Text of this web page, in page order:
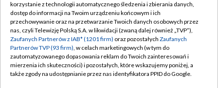
TVP
Abonament TVP
Emisja w TVP
Centrum informacji TVP
Naziemna Telewizja Cyfrowa
Regulamin TVP
Polityka prywatności
Moje zgody
Pomoc
korzystanie z technologii automatycznego śledzenia i zbierania danych,
dostęp do informacji na Twoim urządzeniu końcowym i ich
przechowywanie oraz na przetwarzanie Twoich danych osobowych przez
nas, czyli Telewizję Polską S.A. w likwidacji (zwaną dalej również „TVP”),
Zaufanych Partnerów z IAB* (1201 firm) oraz pozostałych Zaufanych
Partnerów TVP (93 firm), w celach marketingowych (w tym do
zautomatyzowanego dopasowania reklam do Twoich zainteresowań i
mierzenia ich skuteczności) i pozostałych, które wskazujemy poniżej, a
także zgody na udostępnianie przez nas identyfikatora PPID do Google.